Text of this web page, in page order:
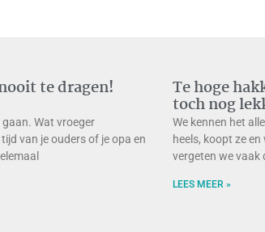
te dragen!
Wat vroeger
van je ouders of je opa en
Te hoge
toch nog
We kennen het
heels, koopt ze
vergeten we vaak
LEES MEER »